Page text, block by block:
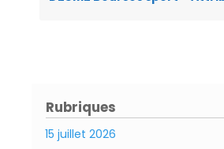
Rubriques
15 juillet 2026